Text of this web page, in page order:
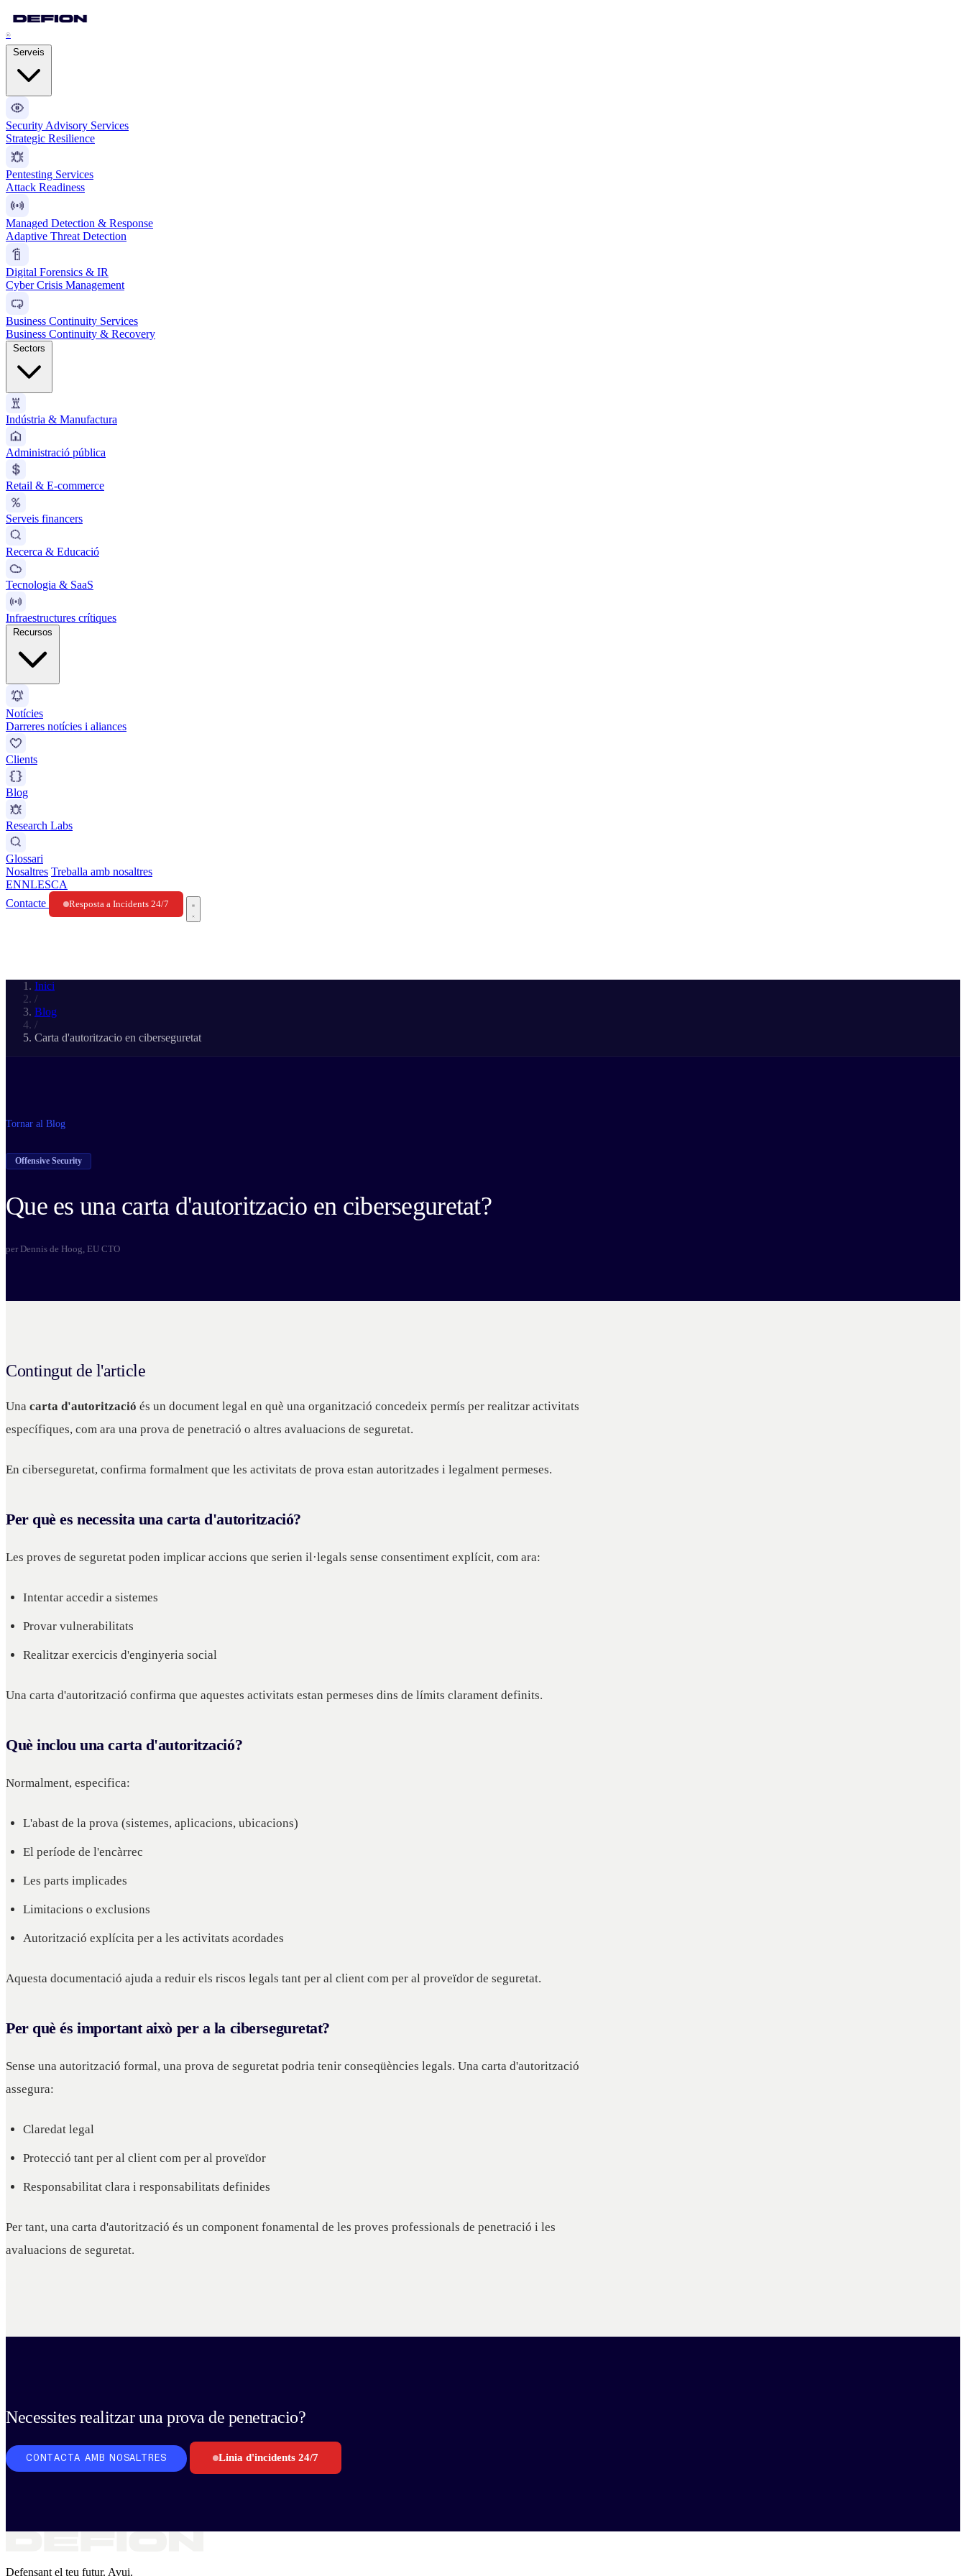
®
Security Advisory Services
Strategic Resilience
Pentesting Services
Attack Readiness
Managed Detection & Response
Adaptive Threat Detection
Digital Forensics & IR
Cyber Crisis Management
Business Continuity Services
Business Continuity & Recovery
Indústria & Manufactura
Administració pública
Retail & E-commerce
Serveis financers
Recerca & Educació
Tecnologia & SaaS
Infraestructures crítiques
Notícies
Darreres notícies i aliances
Clients
Blog
Research Labs
Glossari
Nosaltres Treballa amb nosaltres
ENNLESCA
Contacte
Resposta a Incidents 24/7
Inici
/
Blog
/
Carta d'autoritzacio en ciberseguretat
Tornar al Blog
Offensive Security
Que es una carta d'autoritzacio en ciberseguretat?
per Dennis de Hoog, EU CTO
Contingut de l'article
Una carta d'autorització és un document legal en què una organització concedeix permís per realitzar activitats
específiques, com ara una prova de penetració o altres avaluacions de seguretat.
En ciberseguretat, confirma formalment que les activitats de prova estan autoritzades i legalment permeses.
Per què es necessita una carta d'autorització?
Les proves de seguretat poden implicar accions que serien il·legals sense consentiment explícit, com ara:
Intentar accedir a sistemes
Provar vulnerabilitats
Realitzar exercicis d'enginyeria social
Una carta d'autorització confirma que aquestes activitats estan permeses dins de límits clarament definits.
Què inclou una carta d'autorització?
Normalment, especifica:
L'abast de la prova (sistemes, aplicacions, ubicacions)
El període de l'encàrrec
Les parts implicades
Limitacions o exclusions
Autorització explícita per a les activitats acordades
Aquesta documentació ajuda a reduir els riscos legals tant per al client com per al proveïdor de seguretat.
Per què és important això per a la ciberseguretat?
Sense una autorització formal, una prova de seguretat podria tenir conseqüències legals. Una carta d'autorització
assegura:
Claredat legal
Protecció tant per al client com per al proveïdor
Responsabilitat clara i responsabilitats definides
Per tant, una carta d'autorització és un component fonamental de les proves professionals de penetració i les
avaluacions de seguretat.
Necessites realitzar una prova de penetracio?
CONTACTA AMB NOSALTRES Linia d'incidents 24/7
Defensant el teu futur. Avui.